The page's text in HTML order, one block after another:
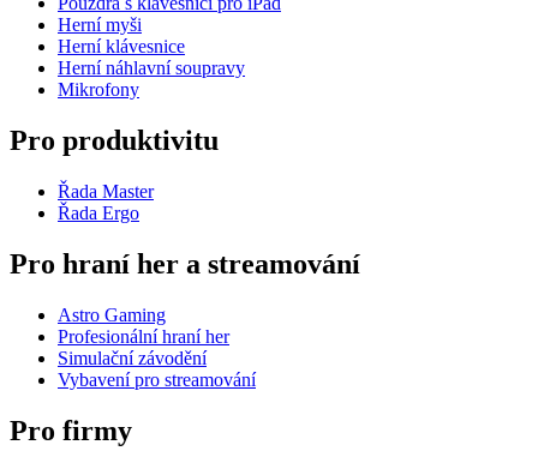
Herní myši
Herní klávesnice
Herní náhlavní soupravy
Mikrofony
Pro produktivitu
Řada Master
Řada Ergo
Pro hraní her a streamování
Astro Gaming
Profesionální hraní her
Simulační závodění
Vybavení pro streamování
Pro firmy